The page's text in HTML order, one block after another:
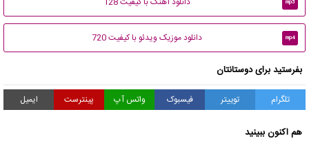
mp3
mp4 دانلود موزیک ویدئو با کیفیت 720
بفرستید برای دوستانتان
تلگرام توییتر فیسبوک واتس آپ پینترست ایمیل
هم اکنون ببینید